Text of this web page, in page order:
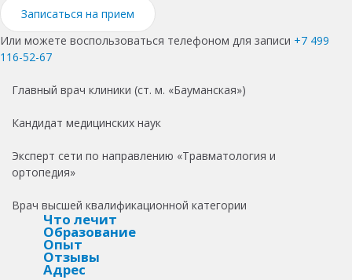
Записаться на прием
Или можете воспользоваться телефоном для записи +7 499
116-52-67
Главный врач клиники (ст. м. «Бауманская»)
Кандидат медицинских наук
Эксперт сети по направлению «Травматология и
ортопедия»
Врач высшей квалификационной категории
Что лечит
Образование
Опыт
Отзывы
Адрес